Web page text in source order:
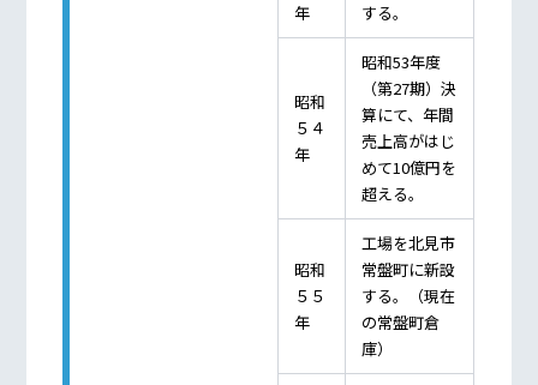
年
する。
昭和
５４
年
昭和53年度
（第27期）決
算にて、年間
売上高がはじ
めて10億円を
超える。
昭和
５５
年
工場を北見市
常盤町に新設
する。（現在
の常盤町倉
庫）